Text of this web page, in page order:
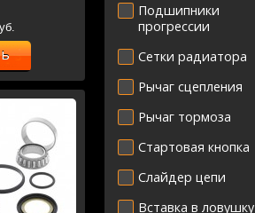
'03-10
Подшипники
прогрессии
Сетки радиатора
Рычаг сцепления
Рычаг тормоза
Стартовая кнопка
Слайдер цепи
Вставка в ловушку